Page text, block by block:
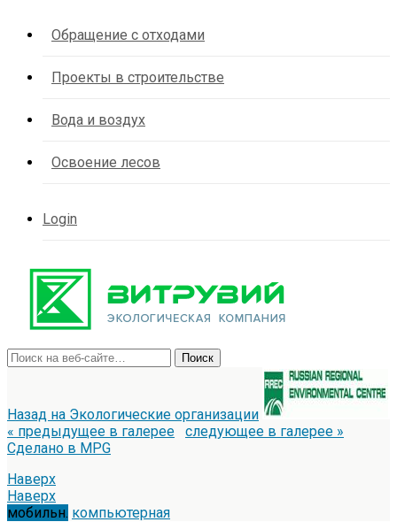
Обращение с отходами
Проекты в строительстве
Вода и воздух
Освоение лесов
Login
Назад на Экологические организации
« предыдущее в галерее
следующее в галерее »
Сделано в MPG
Наверх
Наверх
мобильн. компьютерная